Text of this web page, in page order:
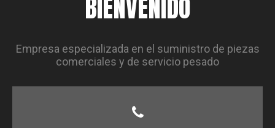
BIENVENIDO
Empresa especializada en el suministro de piezas
comerciales y de servicio pesado